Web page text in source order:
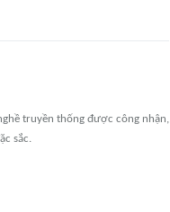
truyền thống được công nhận,
sắc.